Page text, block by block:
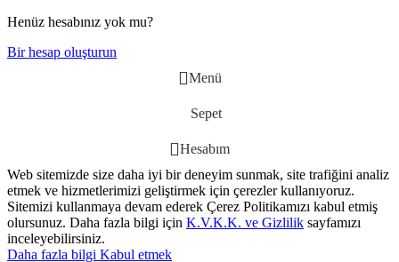
Henüz hesabınız yok mu?
Bir hesap oluşturun
Menü
Sepet
Hesabım
Web sitemizde size daha iyi bir deneyim sunmak, site trafiğini analiz
etmek ve hizmetlerimizi geliştirmek için çerezler kullanıyoruz.
Sitemizi kullanmaya devam ederek Çerez Politikamızı kabul etmiş
olursunuz. Daha fazla bilgi için K.V.K.K. ve Gizlilik sayfamızı
inceleyebilirsiniz.
Daha fazla bilgi Kabul etmek